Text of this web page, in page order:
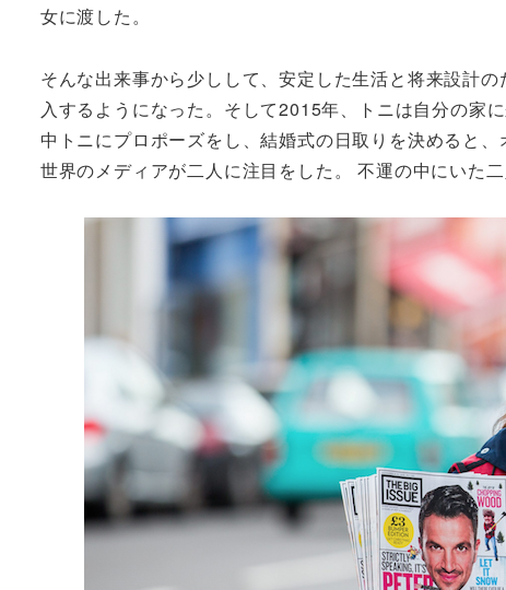
女に渡した。
そんな出来事から少しして、安定した生活と将来設計
入するようになった。そして2015年、トニは自分の家
中トニにプロポーズをし、結婚式の日取りを決めると
世界のメディアが二人に注目をした。 不運の中にいた